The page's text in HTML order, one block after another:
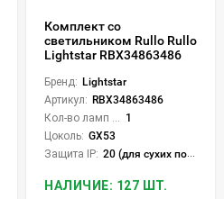
Комплект со
светильником Rullo Rullo
Lightstar RBX34863486
Бренд: Lightstar
Артикул: RBX34863486
1
Цоколь: GX53
Защита IP: 20 (для сухих пом.)
НАЛИЧИЕ: 127 ШТ.